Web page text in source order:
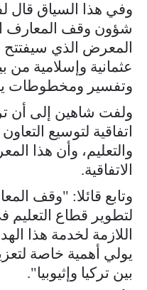
وفي هذا السياق
شؤون وقف المعارف
المعرض الذي سيفتتح
عثمانية وإسلامية
وتفسير ومخطوطات
ولفت شاهين إلى أن
اتفاقية لتوسيع
والتعليم، وأن هذا
الاتفاقية.
وتابع قائلا: "وقف
لتطوير قطاع التعليم
اللازمة لخدمة هذا
يولي أهمية خاصة
بين تركيا وإثيوبيا".